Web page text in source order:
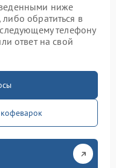
ниже
обратиться в
телефону
ответ на свой